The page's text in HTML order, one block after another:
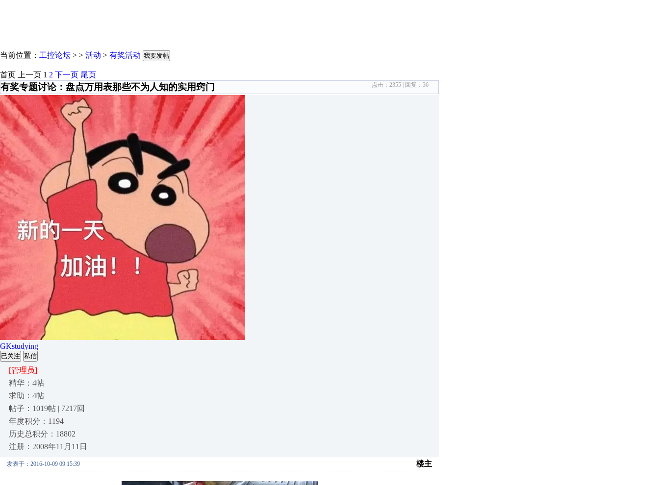
当前位置： 工控论坛 > > 活动 > 有奖活动 我要发帖
首页 上一页 1 2 下一页 尾页
有奖专题讨论：盘点万用表那些不为人知的实用窍门 点击： 2355 | 回复： 36
GKstudying
已关注 私信
[管理员]
精华：4帖
求助：4帖
帖子：1019帖 | 7217回
年度积分：1194
历史总积分：18802
注册：2008年11月11日
发表于：2016-10-09 09:15:39 楼主